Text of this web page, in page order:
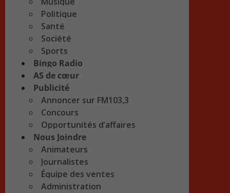
Politique
Santé
Société
Sports
Bingo Radio
AS de cœur
Publicité
Annoncer sur FM103,3
Concours
Opportunités d’affaires
Nous Joindre
Animateurs
Journalistes
Équipe des ventes
Administration